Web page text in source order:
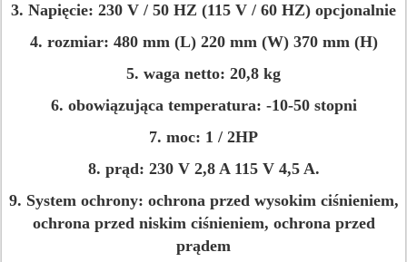
3. Napięcie: 230 V / 50 HZ (115 V / 60 HZ) opcjonalnie
4. rozmiar: 480 mm (L) 220 mm (W) 370 mm (H)
5. waga netto: 20,8 kg
6. obowiązująca temperatura: -10-50 stopni
7. moc: 1 / 2HP
8. prąd: 230 V 2,8 A 115 V 4,5 A.
9. System ochrony: ochrona przed wysokim ciśnieniem,
ochrona przed niskim ciśnieniem, ochrona przed
prądem